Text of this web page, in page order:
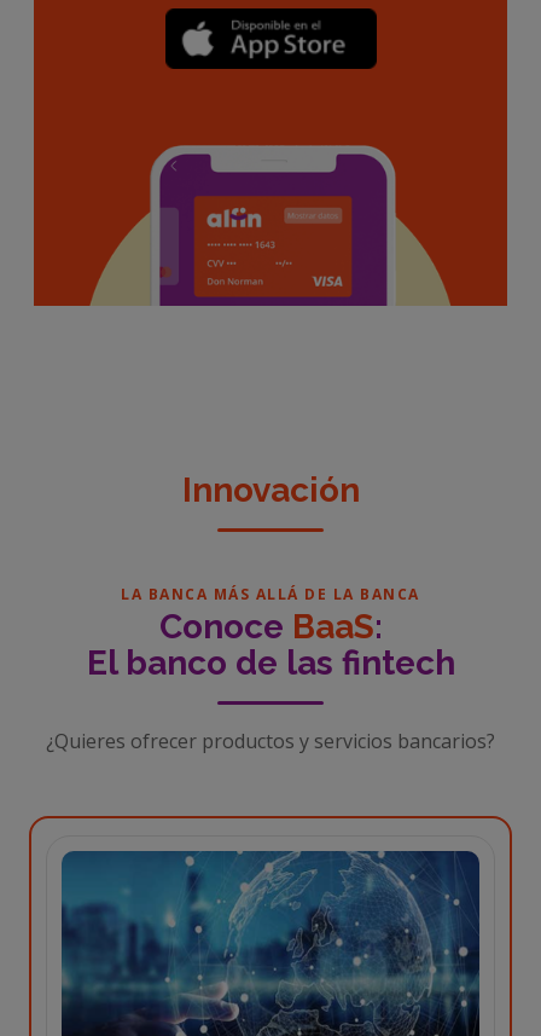
Innovación
LA BANCA MÁS ALLÁ DE LA BANCA
Conoce BaaS:
El banco de las fintech
¿Quieres ofrecer productos y servicios bancarios?